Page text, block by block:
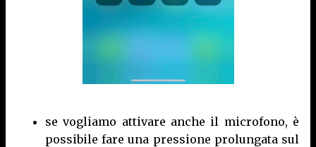
se vogliamo attivare anche il microfono, è
possibile fare una pressione prolungata sul